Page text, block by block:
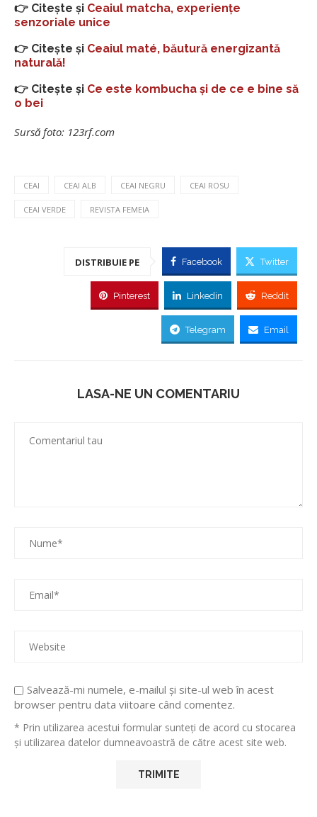
👉 Citește și Ceaiul matcha, experiențe
senzoriale unice
👉 Citește și Ceaiul maté, băutură energizantă
naturală!
👉 Citește și Ce este kombucha și de ce e bine să
o bei
Sursă foto: 123rf.com
CEAI CEAI ALB CEAI NEGRU CEAI ROSU
CEAI VERDE REVISTA FEMEIA
DISTRIBUIE PE Facebook Twitter
Pinterest Linkedin Reddit
Telegram Email
LASA-NE UN COMENTARIU
Salvează-mi numele, e-mailul și site-ul web în acest
browser pentru data viitoare când comentez.
* Prin utilizarea acestui formular sunteți de acord cu stocarea
și utilizarea datelor dumneavoastră de către acest site web.